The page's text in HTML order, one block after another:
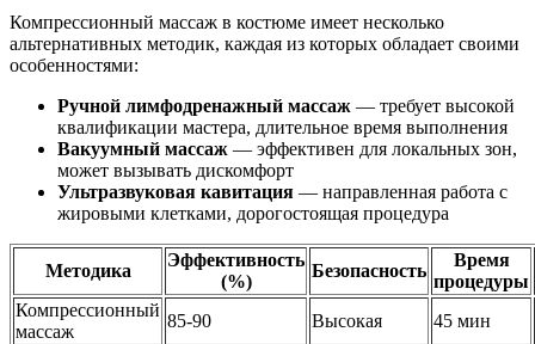
Компрессионный массаж в костюме имеет несколько
альтернативных методик, каждая из которых обладает своими
особенностями:
Ручной лимфодренажный массаж — требует высокой
квалификации мастера, длительное время выполнения
Вакуумный массаж — эффективен для локальных зон,
может вызывать дискомфорт
Ультразвуковая кавитация — направленная работа с
жировыми клетками, дорогостоящая процедура
Методика
Эффективность
(%)
Безопасность
Время
процедуры
Компрессионный
массаж
85-90 Высокая
45 мин